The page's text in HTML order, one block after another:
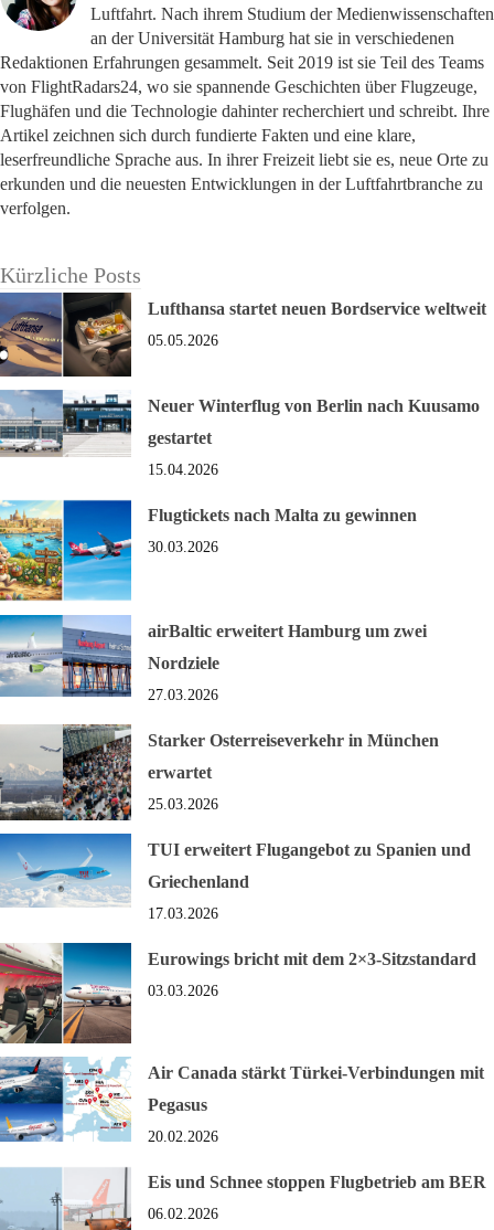
Luftfahrt. Nach ihrem Studium der Medienwissenschaften
an der Universität Hamburg hat sie in verschiedenen
Redaktionen Erfahrungen gesammelt. Seit 2019 ist sie Teil des Teams
von FlightRadars24, wo sie spannende Geschichten über Flugzeuge,
Flughäfen und die Technologie dahinter recherchiert und schreibt. Ihre
Artikel zeichnen sich durch fundierte Fakten und eine klare,
leserfreundliche Sprache aus. In ihrer Freizeit liebt sie es, neue Orte zu
erkunden und die neuesten Entwicklungen in der Luftfahrtbranche zu
verfolgen.
Kürzliche Posts
Lufthansa startet neuen Bordservice weltweit
05.05.2026
Neuer Winterflug von Berlin nach Kuusamo
gestartet
15.04.2026
Flugtickets nach Malta zu gewinnen
30.03.2026
airBaltic erweitert Hamburg um zwei
Nordziele
27.03.2026
Starker Osterreiseverkehr in München
erwartet
25.03.2026
TUI erweitert Flugangebot zu Spanien und
Griechenland
17.03.2026
Eurowings bricht mit dem 2×3-Sitzstandard
03.03.2026
Air Canada stärkt Türkei-Verbindungen mit
Pegasus
20.02.2026
Eis und Schnee stoppen Flugbetrieb am BER
06.02.2026